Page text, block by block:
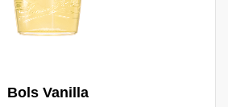
Bols Vanilla